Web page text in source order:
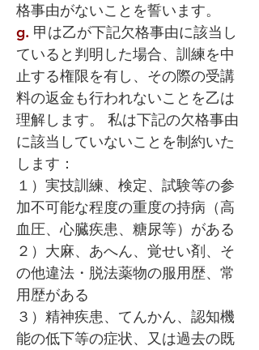
格事由がないことを誓います。
g. 甲は乙が下記欠格事由に該当し
ていると判明した場合、訓練を中
止する権限を有し、その際の受講
料の返金も行われないことを乙は
理解します。 私は下記の欠格事由
に該当していないことを制約いた
します：
１）実技訓練、検定、試験等の参
加不可能な程度の重度の持病（高
血圧、心臓疾患、糖尿等）がある
２）大麻、あへん、覚せい剤、そ
の他違法・脱法薬物の服用歴、常
用歴がある
３）精神疾患、てんかん、認知機
能の低下等の症状、又は過去の既